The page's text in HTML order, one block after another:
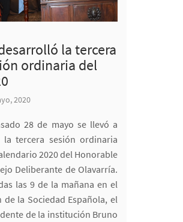
la tercera
ordinaria del
2020
28 de mayo se llevó a
la tercera sesión ordinaria
2020 del Honorable
Deliberante de Olavarría.
las 9 de la mañana en el
de la Sociedad Española, el
de la institución Bruno